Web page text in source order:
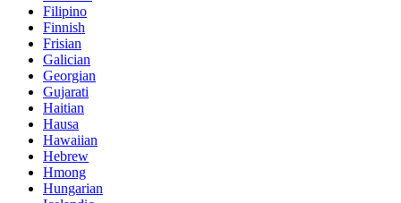
Filipino
Finnish
Frisian
Galician
Georgian
Gujarati
Haitian
Hausa
Hawaiian
Hebrew
Hmong
Hungarian